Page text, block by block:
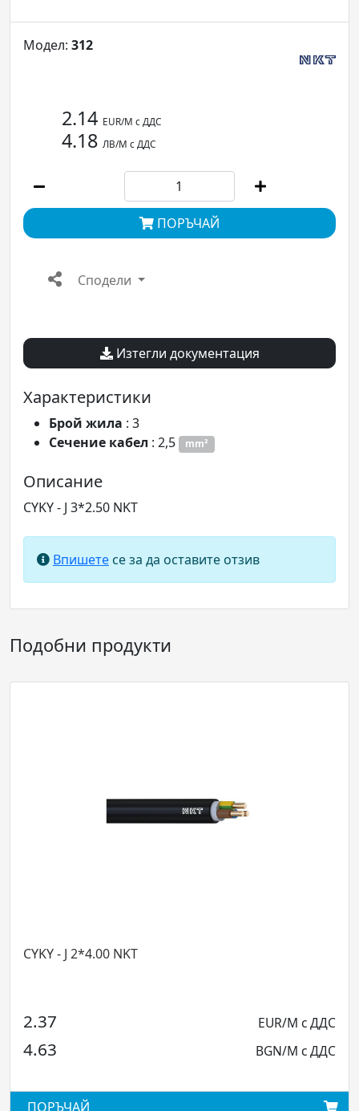
Модел: 312
2.14 EUR/М с ДДС
4.18 ЛВ/М с ДДС
ПОРЪЧАЙ
Сподели
Изтегли документация
Характеристики
Брой жила : 3
Сечение кабел : 2,5 mm²
Описание
CYKY - J 3*2.50 NKT
Впишете се за да оставите отзив
Подобни продукти
- J 2*4.00 NKT
EUR/M с ДДС
BGN/M с ДДС
ПОРЪЧАЙ